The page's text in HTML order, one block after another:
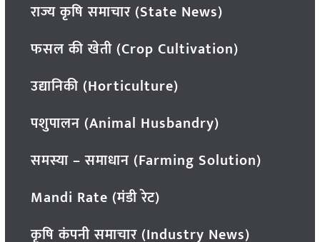
राज्य कृषि समाचार (State News)
फसल की खेती (Crop Cultivation)
उद्यानिकी (Horticulture)
पशुपालन (Animal Husbandry)
समस्या – समाधान (Farming Solution)
Mandi Rate (मंडी रेट)
कृषि कंपनी समाचार (Industry News)